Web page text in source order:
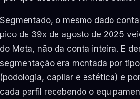
Segmentado, o mesmo dado
pico de 39x de agosto de 2025
do Meta, não da conta inteira. E
segmentação era montada por
(podologia, capilar e estética) e
cada perfil recebendo o